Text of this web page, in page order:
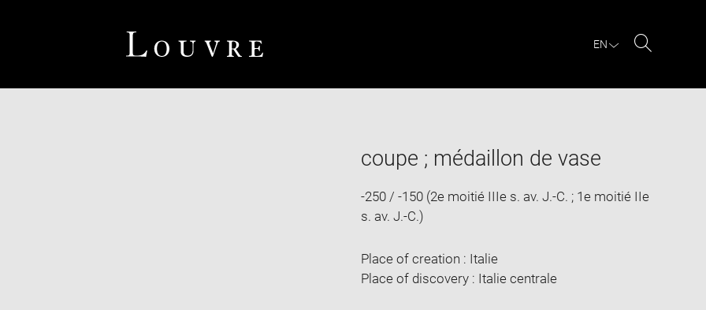
EN
coupe ; médaillon de vase
-250 / -150 (2e moitié IIIe s. av. J.-C. ; 1e moitié IIe
s. av. J.-C.)
Place of creation : Italie
Place of discovery : Italie centrale